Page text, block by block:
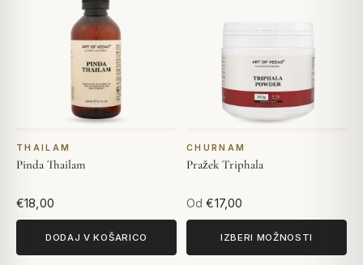
THAILAM
Pinda Thailam
€18,00
DODAJ V KOŠARICO
CHURNAM
Pražek Triphala
Od €17,00
IZBERI MOŽNOSTI